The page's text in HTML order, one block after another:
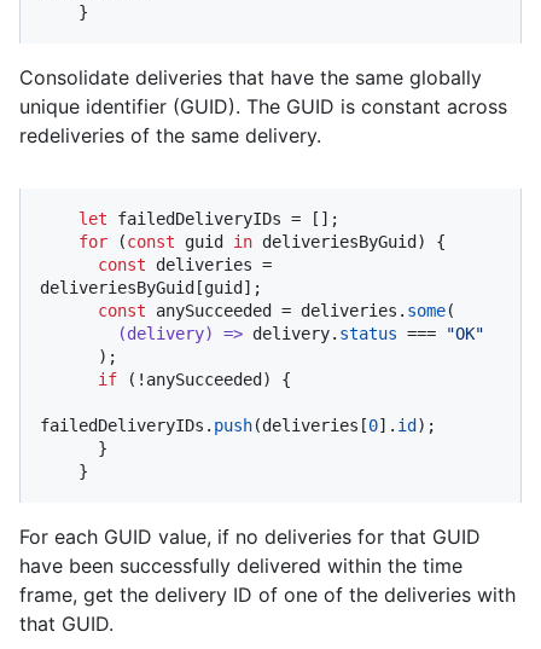
    }
Consolidate deliveries that have the same globally
unique identifier (GUID). The GUID is constant across
redeliveries of the same delivery.
let failedDeliveryIDs = [];
for (const guid in deliveriesByGuid) {
const deliveries =
deliveriesByGuid[guid];
const anySucceeded = deliveries. some(
(delivery) => delivery. status ===
"OK"
if (!anySucceeded) {
failedDeliveryIDs. push(deliveries[0]. id );
    }
For each GUID value, if no deliveries for that GUID
have been successfully delivered within the time
frame, get the delivery ID of one of the deliveries with
that GUID.